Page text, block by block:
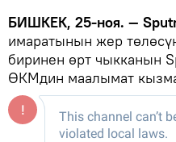
БИШКЕК, 25-ноя. —
имаратынын жер
биринен өрт чыкканын
ӨКМдин маалымат